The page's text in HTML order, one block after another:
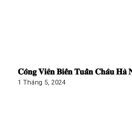
𝐂𝐨̂𝐧𝐠 𝐕𝐢𝐞̂𝐧 𝐁𝐢𝐞̂̉𝐧 𝐓𝐮𝐚̂̀𝐧 𝐂𝐡𝐚̂𝐮 𝐇𝐚̀
1 Tháng 5, 2024